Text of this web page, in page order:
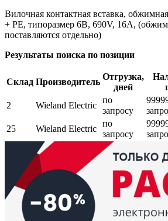
Вилочная контактная вставка,
+ PE, типоразмер 6B, 690V, 16A,
поставляются отдельно)
Результаты поиска по позиции
Склад Производитель
Отгрузка,
дней
2 Wieland Electric
по
запросу
25
Wieland Electric
по
запросу